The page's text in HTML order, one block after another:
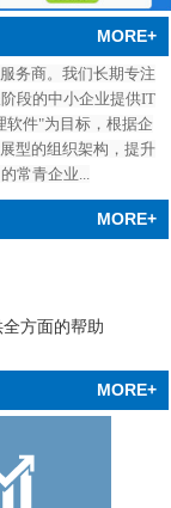
MORE+
务商。我们长期专注
段的中小企业提供IT
软件"为目标，根据企
型的组织架构，提升
常青企业...
MORE+
方面的帮助
MORE+